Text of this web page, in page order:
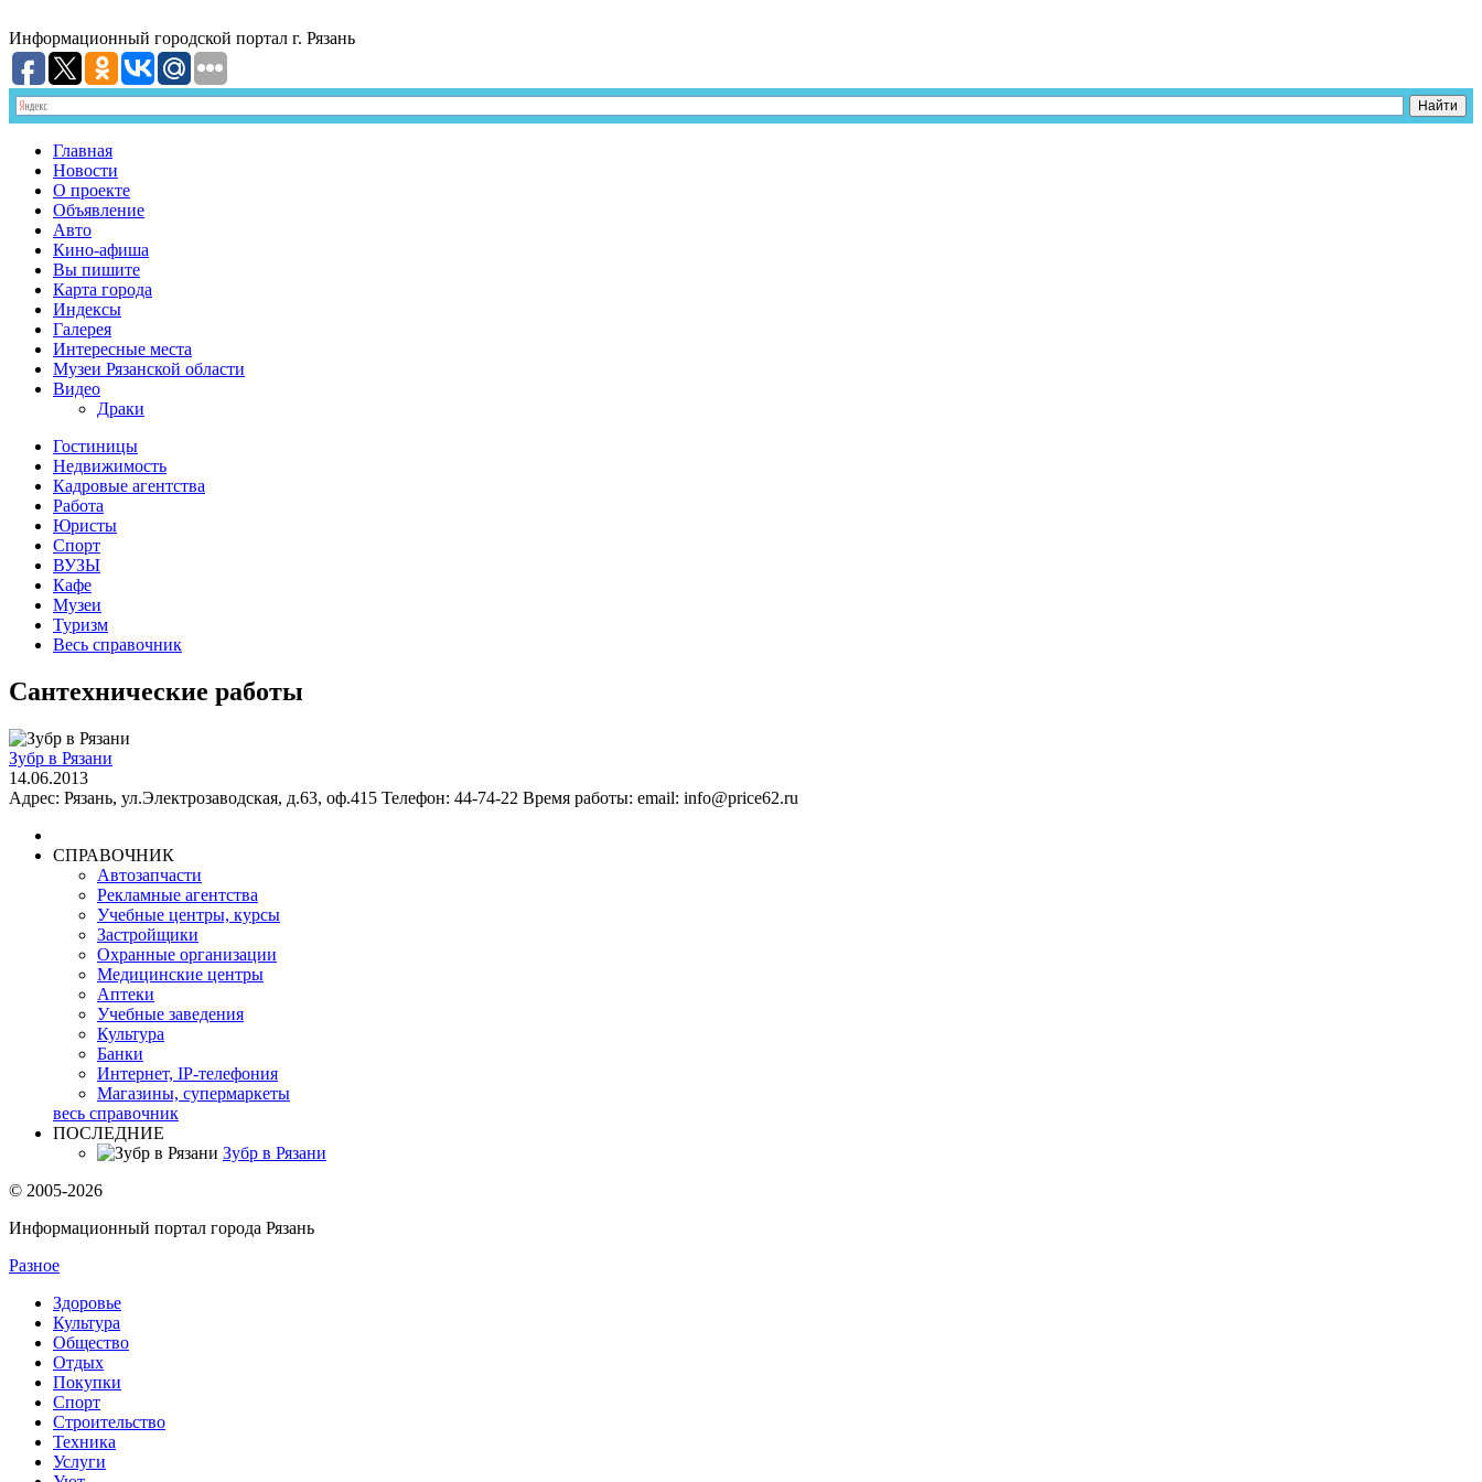
Информационный городской портал г. Рязань
Главная
Новости
О проекте
Объявление
Авто
Кино-афиша
Вы пишите
Карта города
Индексы
Галерея
Интересные места
Музеи Рязанской области
Видео
Драки
Гостиницы
Недвижимость
Кадровые агентства
Работа
Юристы
Спорт
ВУЗЫ
Кафе
Музеи
Туризм
Весь справочник
Сантехнические работы
Зубр в Рязани
14.06.2013
Адрес: Рязань, ул.Электрозаводская, д.63, оф.415 Телефон: 44-74-22 Время работы: email: info@price62.ru
СПРАВОЧНИК
Автозапчасти
Рекламные агентства
Учебные центры, курсы
Застройщики
Охранные организации
Медицинские центры
Аптеки
Учебные заведения
Культура
Банки
Интернет, IP-телефония
Магазины, супермаркеты
весь справочник
ПОСЛЕДНИЕ
Зубр в Рязани
© 2005-2026
Информационный портал города Рязань
Разное
Здоровье
Культура
Общество
Отдых
Покупки
Спорт
Строительство
Техника
Услуги